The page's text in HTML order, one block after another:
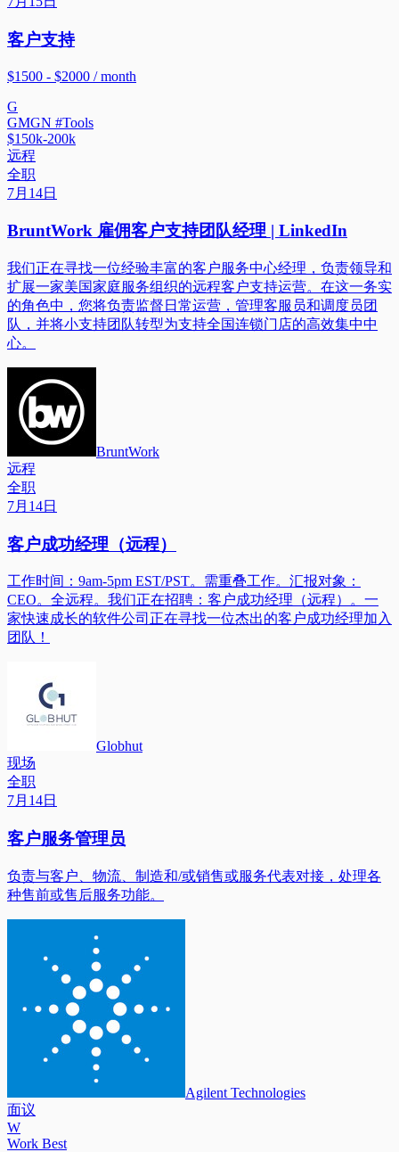
客户支持
$1500 - $2000 / month
G
GMGN #Tools
$150k-200k
远程
全职
7月14日
BruntWork 雇佣客户支持团队经理 | LinkedIn
我们正在寻找一位经验丰富的客户服务中心经理，负责领导和
扩展一家美国家庭服务组织的远程客户支持运营。在这一务实
的角色中，您将负责监督日常运营，管理客服员和调度员团
队，并将小支持团队转型为支持全国连锁门店的高效集中中
心。
BruntWork
远程
全职
7月14日
客户成功经理（远程）
工作时间：9am-5pm EST/PST。需重叠工作。汇报对象：
CEO。全远程。我们正在招聘：客户成功经理（远程）。一
家快速成长的软件公司正在寻找一位杰出的客户成功经理加入
团队！
Globhut
现场
全职
7月14日
客户服务管理员
负责与客户、物流、制造和/或销售或服务代表对接，处理各
种售前或售后服务功能。
Agilent Technologies
面议
W
Work Best